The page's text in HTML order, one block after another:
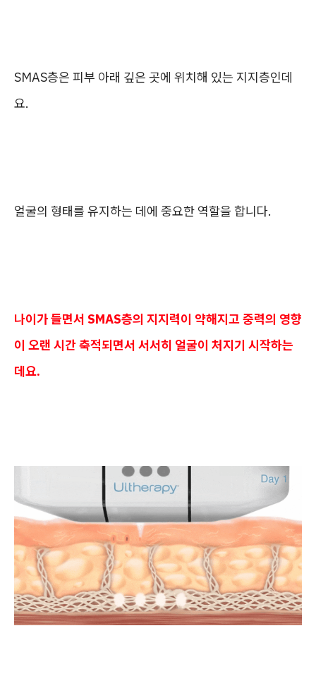
SMAS층은 피부 아래 깊은 곳에 위치해 있는 지지층인데
요.
얼굴의 형태를 유지하는 데에 중요한 역할을 합니다.
나이가 들면서 SMAS층의 지지력이 약해지고 중력의 영향
이 오랜 시간 축적되면서 서서히 얼굴이 처지기 시작하는
데요.